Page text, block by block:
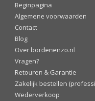
Beginpagina
Algemene voorwaarden
Contact
Blog
Over bordenenzo.nl
Vragen?
Retouren & Garantie
Zakelijk bestellen
Wederverkoop